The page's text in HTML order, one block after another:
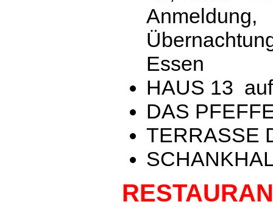
Anmeldung,
Essen
HAUS 13
DAS
TERRASSE